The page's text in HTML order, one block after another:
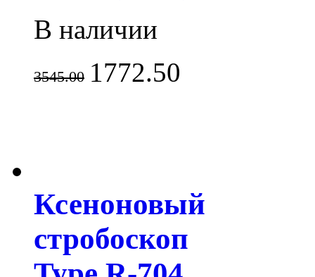
В наличии
3545.00 1772.50
Ксеноновый
стробоскоп